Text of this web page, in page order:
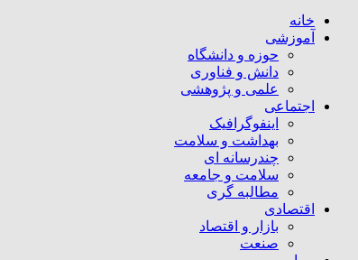
خانه
آموزشی
حوزه و دانشگاه
دانش و فناوری
علمی و پژوهشی
اجتماعی
اینفوگرافیک
بهداشت و سلامت
چندرسانه ای
سلامت و جامعه
مطالبه گری
اقتصادی
بازار و اقتصاد
صنعت